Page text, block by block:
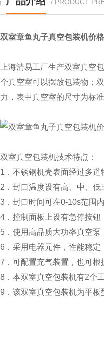
双室章鱼丸子真空包装机价格
上海清易工厂生产双室真空
个真空室可以摆放包装物；
力，表中真空室的尺寸为标
双室真空包装机技术特点：
1．不锈钢机壳表面经过多道
2．封口温度设有高、中、低
3．封口时间可在0-10s范围内
4．控制面板上设有急停按钮
5．使用高品质大功率真空泵
6．采用电器元件，性能稳定
7．可配置充气装置，也可根
8．本双室真空包装机有2个
9．该双室真空包装机为平板